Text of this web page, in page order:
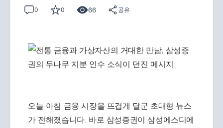
0 0 66 공유
오늘 아침 금융 시장을 뜨겁게 달군 초대형 뉴스
가 전해졌습니다. 바로 삼성증권이 삼성에스디에